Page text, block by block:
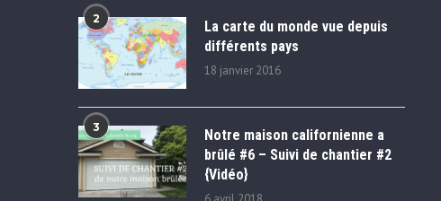
2
La carte du monde vue depuis
différents pays
18 janvier 2016
3
Notre maison californienne a
brûlé #6 – Suivi de chantier #2
{Vidéo}